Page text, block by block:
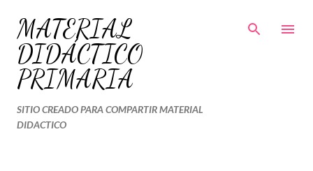
Ir al contenido principal
MATERIAL
DIDÁCTICO
PRIMARIA
SITIO CREADO PARA COMPARTIR MATERIAL
DIDACTICO